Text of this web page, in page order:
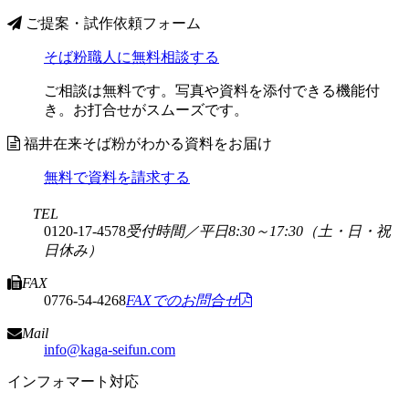
ご提案・試作依頼フォーム
そば粉職人に無料相談する
ご相談は無料です。写真や資料を添付できる機能付
き。お打合せがスムーズです。
福井在来そば粉がわかる資料をお届け
無料で資料を請求する
TEL
0120-17-4578受付時間／平日8:30～17:30 （土・日・祝
日休み）
FAX
0776-54-4268FAXでのお問合せ
Mail
info@kaga-seifun.com
インフォマート対応